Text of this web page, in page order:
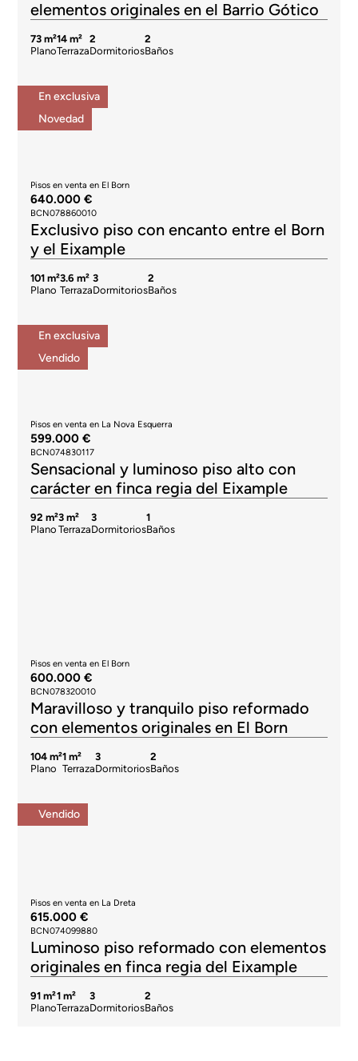
elementos originales en el Barrio Gótico
73 m²
Plano
14 m²
Terraza
2
Dormitorios
2
Baños
En exclusiva
Novedad
Pisos en venta en El Born
640.000 €
BCN078860010
Exclusivo piso con encanto entre el Born
y el Eixample
101 m²
Plano
3.6 m²
Terraza
3
Dormitorios
2
Baños
En exclusiva
Vendido
Pisos en venta en La Nova Esquerra
599.000 €
BCN074830117
Sensacional y luminoso piso alto con
carácter en finca regia del Eixample
92 m²
Plano
3 m²
Terraza
3
Dormitorios
1
Baños
Pisos en venta en El Born
600.000 €
BCN078320010
Maravilloso y tranquilo piso reformado
con elementos originales en El Born
104 m²
Plano
1 m²
Terraza
3
Dormitorios
2
Baños
Vendido
Pisos en venta en La Dreta
615.000 €
BCN074099880
Luminoso piso reformado con elementos
originales en finca regia del Eixample
91 m²
Plano
1 m²
Terraza
3
Dormitorios
2
Baños